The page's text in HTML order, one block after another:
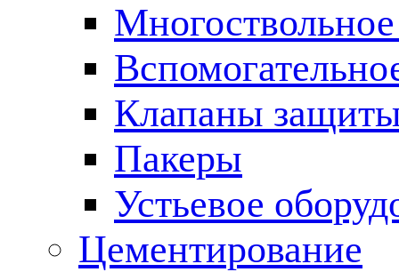
Клапаны
Пакеры
Устьевое
Цементирование